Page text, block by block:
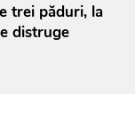
trei păduri, la
distruge